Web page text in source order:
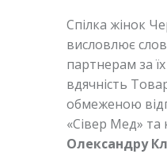
Спілка жінок
висловлює
партнерам за
вдячність
обмеженою
«Сівер Мед» та
Олександру